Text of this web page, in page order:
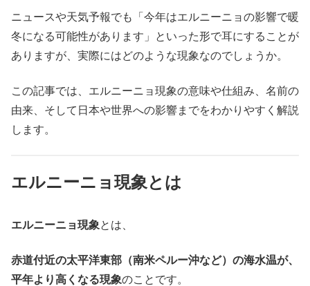
ニュースや天気予報でも「今年はエルニーニョの影響で暖
冬になる可能性があります」といった形で耳にすることが
ありますが、実際にはどのような現象なのでしょうか。
この記事では、エルニーニョ現象の意味や仕組み、名前の
由来、そして日本や世界への影響までをわかりやすく解説
します。
エルニーニョ現象とは
エルニーニョ現象とは、
赤道付近の太平洋東部（南米ペルー沖など）の海水温が、
平年より高くなる現象のことです。